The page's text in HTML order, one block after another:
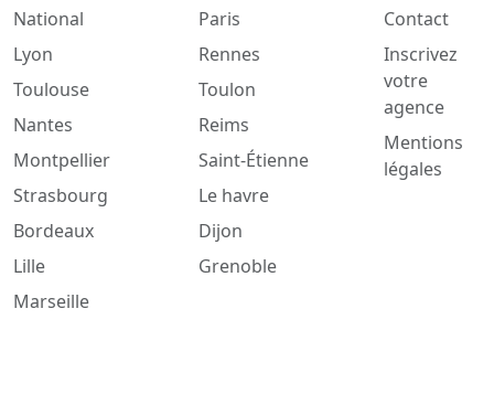
National
Lyon
Toulouse
Nantes
Montpellier
Strasbourg
Bordeaux
Lille
Marseille
Paris
Rennes
Toulon
Reims
Saint-Étienne
Le havre
Dijon
Grenoble
Contact
Inscrivez
votre
agence
Mentions
légales